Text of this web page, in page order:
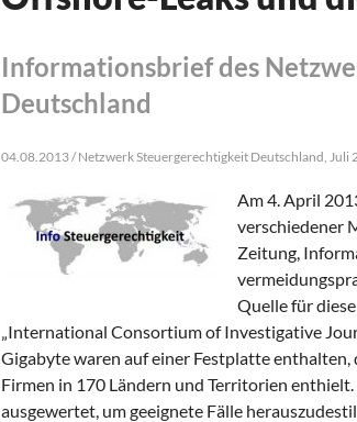
Informationsbrief des
Deutschland
04.08.2013 / Netzwerk Steuergerechtigkeit Deutschland, Juli
Am 4. April
verschiedener
Zeitung,
Quelle für
„International Consortium of Investigative
Gigabyte waren auf einer Festplatte
Firmen in 170 Ländern und Territorien
ausgewertet, um geeignete Fälle